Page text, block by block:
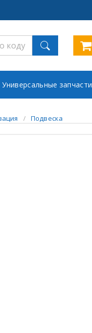
Универсальные запчасти
Подвеска